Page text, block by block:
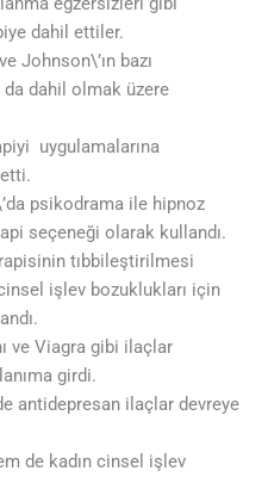
dahil ettiler.
Johnson\’ın bazı
da dahil olmak üzere
uygulamalarına
psikodrama ile hipnoz
seçeneği olarak kullandı.
tıbbileştirilmesi
işlev bozuklukları için
ve Viagra gibi ilaçlar
girdi.
antidepresan ilaçlar devreye
de kadın cinsel işlev